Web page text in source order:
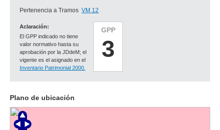
GPP
3
Aclaración:
El GPP indicado no tiene
valor normativo hasta su
aprobación por la JDdeM; el
vigente es el asignado en el
Inventario Patrimonial 2000.
Pertenencia a Tramos VM 12
Plano de ubicación